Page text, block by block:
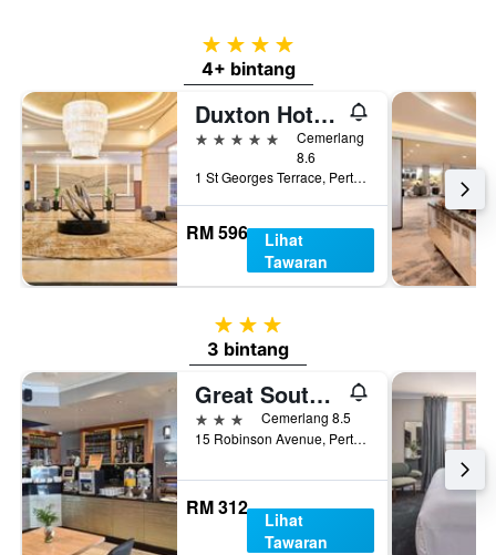
4 bintang
4+ bintang
Duxton Hotel Perth
5 bintang
Cemerlang
8.6
1 St Georges Terrace, Perth, WA, Australia
RM 596
Lihat
Tawaran
3 bintang
3 bintang
Great Southern Hotel Perth
3 bintangCemerlang 8.5
15 Robinson Avenue, Perth, WA, Australia
RM 312
Lihat
Tawaran